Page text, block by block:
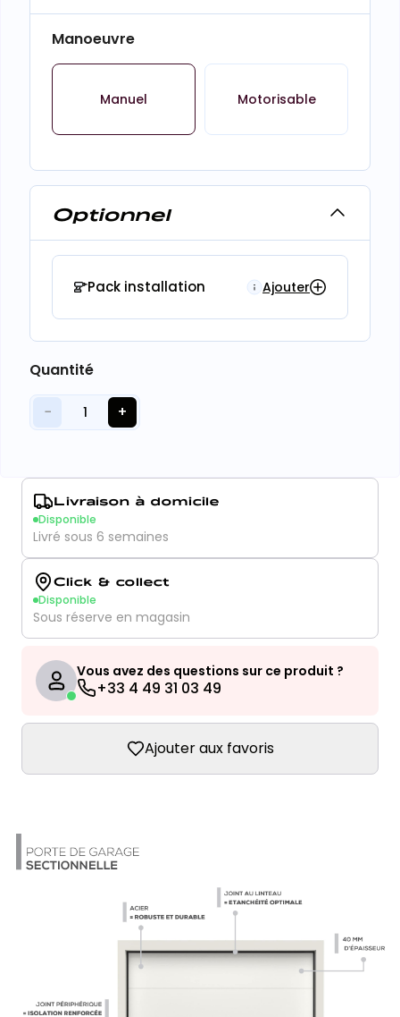
Manoeuvre
Manuel Motorisable
Optionnel
Pack installation Ajouter
Quantité
− 1 +
Livraison à domicile
Disponible
Livré sous 6 semaines
Click & collect
Disponible
Sous réserve en magasin
Vous avez des questions sur ce produit ?
+33 4 49 31 03 49
Ajouter aux favoris